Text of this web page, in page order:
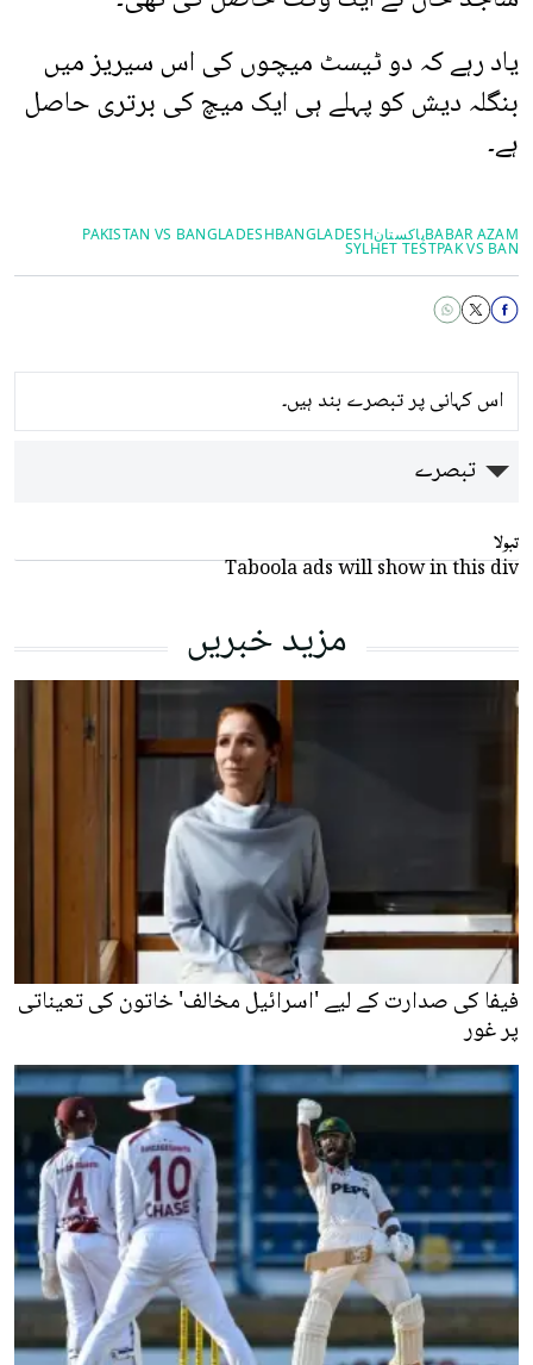
یاد رہے کہ دو ٹیسٹ میچوں کی اس سیریز میں
بنگلہ دیش کو پہلے ہی ایک میچ کی برتری حاصل
ہے۔
BABAR AZAMپاکستانBANGLADESH
PAKISTAN VS BANGLADESH
PAK VS BAN
SYLHET TEST
اس کہانی پر تبصرے بند ہیں۔
تبصرے
تبولا
Taboola ads will show in this div
مزید خبریں
فیفا کی صدارت کے لیے 'اسرائیل مخالف' خاتون کی تعیناتی
پر غور